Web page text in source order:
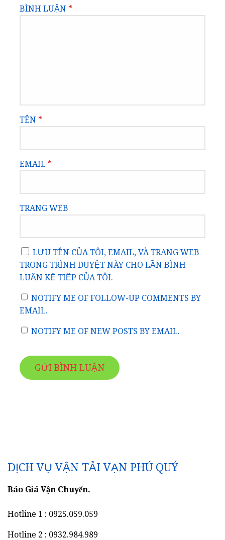
BÌNH LUẬN *
TÊN *
EMAIL *
TRANG WEB
LƯU TÊN CỦA TÔI, EMAIL, VÀ TRANG WEB
TRONG TRÌNH DUYỆT NÀY CHO LẦN BÌNH
LUẬN KẾ TIẾP CỦA TÔI.
NOTIFY ME OF FOLLOW-UP COMMENTS BY
EMAIL.
NOTIFY ME OF NEW POSTS BY EMAIL.
DỊCH VỤ VẬN TẢI VẠN PHÚ QUÝ
Báo Giá Vận Chuyển.
Hotline 1 : 0925.059.059
Hotline 2 : 0932.984.989